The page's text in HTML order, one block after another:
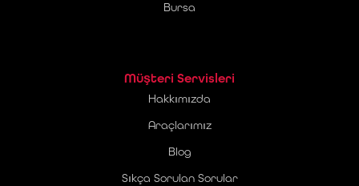
Bursa
Müşteri Servisleri
Hakkımızda
Araçlarımız
Blog
Sıkça Sorulan Sorular